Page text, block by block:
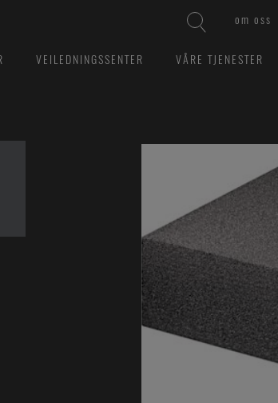
om oss
VEILEDNINGSSENTER VÅRE TJENESTER